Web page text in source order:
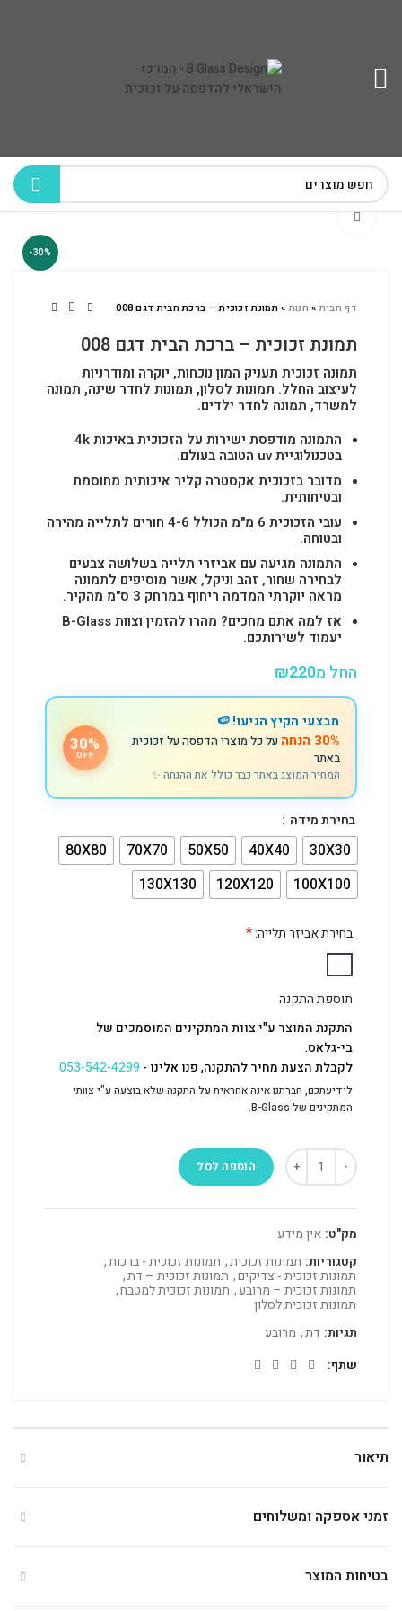
-30%
לחץ להגדלה
דף הבית» חנות»תמונת זכוכית – ברכת הבית דגם 008
תמונת זכוכית – ברכת הבית דגם 008
תמונה זכוכית תעניק המון נוכחות, יוקרה ומודרניות
לעיצוב החלל. תמונות לסלון, תמונות לחדר שינה, תמונה
למשרד, תמונה לחדר ילדים.
התמונה מודפסת ישירות על הזכוכית באיכות 4k
בטכנולוגיית uv הטובה בעולם.
מדובר בזכוכית אקסטרה קליר איכותית מחוסמת
ובטיחותית.
עובי הזכוכית 6 מ"מ הכולל 4-6 חורים לתלייה מהירה
ובטוחה.
התמונה מגיעה עם אביזרי תלייה בשלושה צבעים
לבחירה שחור, זהב וניקל, אשר מוסיפים לתמונה
מראה יוקרתי המדמה ריחוף במרחק 3 ס"מ מהקיר.
אז למה אתם מחכים? מהרו להזמין וצוות B-Glass
יעמוד לשירותכם.
החל מ ₪220
מבצעי הקיץ הגיעו! 🍉
30% הנחה
על כל מוצרי הדפסה על זכוכית
באתר
המחיר המוצג באתר כבר כולל את ההנחה ✨
30%
OFF
בחירת מידה
30X30
40X40
50X50
70X70
80X80
100X100
120X120
130X130
בחירת אביזר תלייה:*
תוספת התקנה
התקנת המוצר ע"י צוות המתקינים המוסמכים של
בי-גלאס.
לקבלת הצעת מחיר להתקנה, פנו אלינו -053-542-4299
לידיעתכם, חברתנו אינה אחראית על התקנה שלא בוצעה ע"י צוותי
המתקינים של B-Glass.
הוספה לסל
מק"ט: אין מידע
קטגוריות: תמונות זכוכית, תמונות זכוכית - ברכות,
תמונות זכוכית - צדיקים, תמונות זכוכית – דת,
תמונות זכוכית – מרובע, תמונות זכוכית למטבח,
תמונות זכוכית לסלון
תגיות: דת, מרובע
שתף
תיאור
זמני אספקה ומשלוחים
בטיחות המוצר